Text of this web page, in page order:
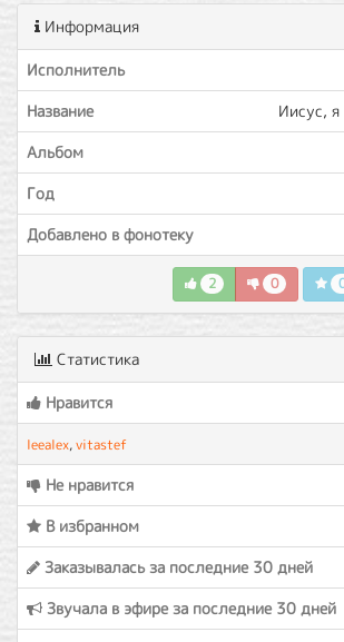
Информация
Исполнитель
Название
Иисус, я
Альбом
Год
Добавлено в фонотеку
2 0
Статистика
Нравится
leealex,vitastef
Не нравится
В избранном
Заказывалась за последние 30 дней
Звучала в эфире за последние 30 дней